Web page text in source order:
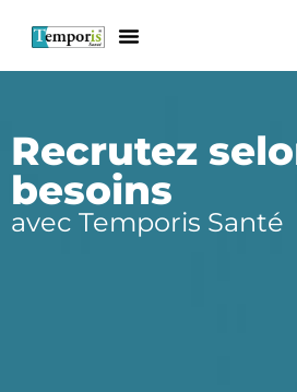
Recrutez
besoins
avec Temporis Santé